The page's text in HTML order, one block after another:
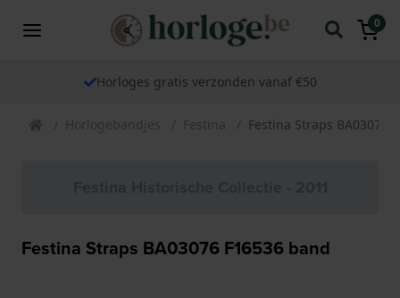
0
Horloges gratis verzonden vanaf €50
Horlogebandjes Festina Festina Straps BA03076
Festina Straps BA03076 F16536 band